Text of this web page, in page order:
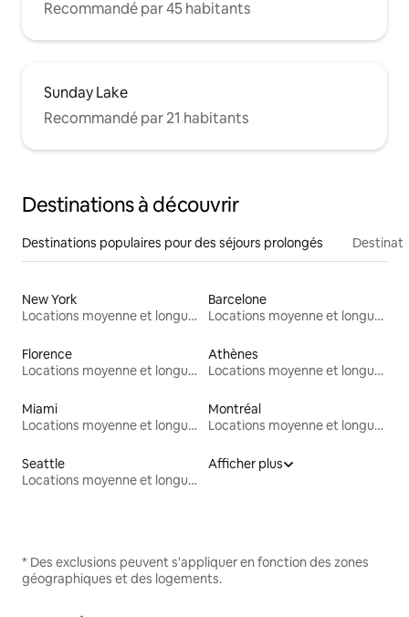
Recommandé par 45 habitants
Sunday Lake
Recommandé par 21 habitants
Destinations à découvrir
Destinations populaires pour des séjours prolongés
New York
Locations moyenne et longue durée
Barcelone
Locations moyenne et longue durée
Florence
Locations moyenne et longue durée
Athènes
Locations moyenne et longue durée
Miami
Locations moyenne et longue durée
Montréal
Locations moyenne et longue durée
Seattle
Locations moyenne et longue durée
Afficher plus
* Des exclusions peuvent s'appliquer en fonction des zones
géographiques et des logements.